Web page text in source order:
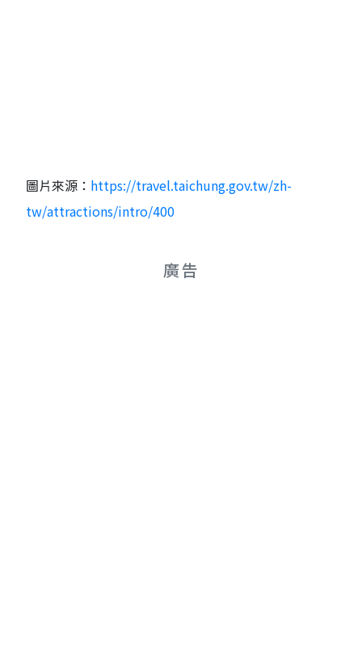
圖片來源： https://travel.taichung.gov.tw/zh-
tw/attractions/intro/400
廣告